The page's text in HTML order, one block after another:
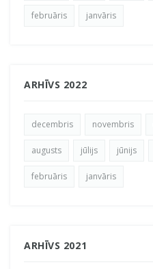
februāris janvāris
ARHĪVS 2022
decembris novembris
augusts jūlijs jūnijs
februāris janvāris
ARHĪVS 2021